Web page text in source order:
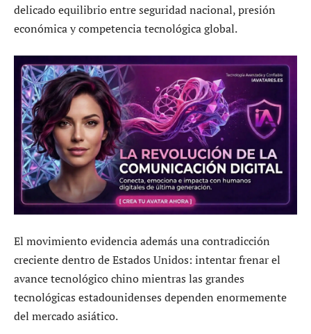
delicado equilibrio entre seguridad nacional, presión
económica y competencia tecnológica global.
El movimiento evidencia además una contradicción
creciente dentro de Estados Unidos: intentar frenar el
avance tecnológico chino mientras las grandes
tecnológicas estadounidenses dependen enormemente
del mercado asiático.